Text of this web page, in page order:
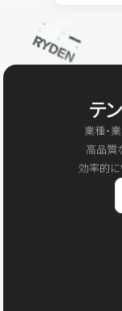
テ
業種・
高品質
効率的に